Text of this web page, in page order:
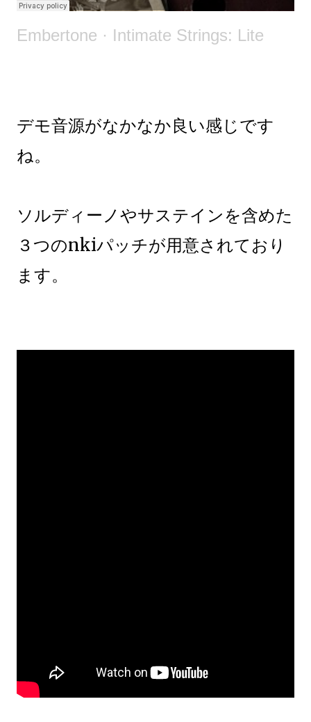
Embertone · Intimate Strings: Lite
デモ音源がなかなか良い感じです
ね。
ソルディーノやサステインを含めた
３つのnkiパッチが用意されており
ます。